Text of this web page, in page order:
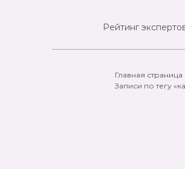
Рейтинг
Главная страница
Записи по тегу